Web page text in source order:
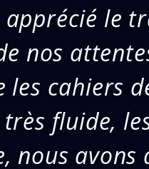
le
nos
les cahiers
fluide,
nous avons